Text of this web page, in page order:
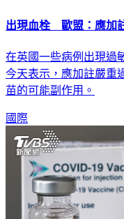
出現血栓 歐盟：應加
在英國一些病例出現過
今天表示，應加註嚴重
苗的可能副作用。
國際